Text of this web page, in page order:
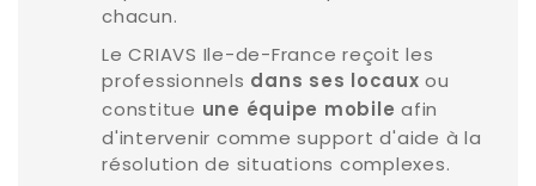
chacun.
Le CRIAVS Ile-de-France reçoit les
professionnels dans ses locaux ou
constitue une équipe mobile afin
d'intervenir comme support d'aide à la
résolution de situations complexes.